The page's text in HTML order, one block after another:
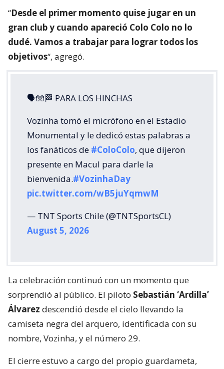
“Desde el primer momento quise jugar en un
gran club y cuando apareció Colo Colo no lo
dudé. Vamos a trabajar para lograr todos los
objetivos“, agregó.
🗣🧤🏁 PARA LOS HINCHAS
Vozinha tomó el micrófono en el Estadio
Monumental y le dedicó estas palabras a
los fanáticos de #ColoColo, que dijeron
presente en Macul para darle la
bienvenida.#VozinhaDay
pic.twitter.com/wB5juYqmwM
— TNT Sports Chile (@TNTSportsCL)
August 5, 2026
La celebración continuó con un momento que
sorprendió al público. El piloto Sebastián ‘Ardilla’
Álvarez descendió desde el cielo llevando la
camiseta negra del arquero, identificada con su
nombre, Vozinha, y el número 29.
El cierre estuvo a cargo del propio guardameta,